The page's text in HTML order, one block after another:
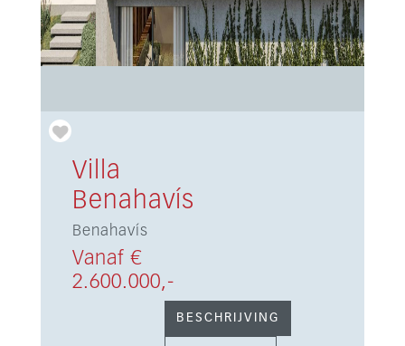
Villa
Benahavís
Benahavís
Vanaf €
2.600.000,-
BESCHRIJVING